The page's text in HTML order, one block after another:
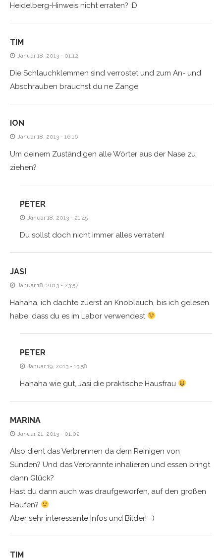
Heidelberg-Hinweis nicht erraten? ;D
TIM
Januar 18, 2013 - 01:12
Die Schlauchklemmen sind verrostet und zum An- und
Abschrauben brauchst du ne Zange
ION
Januar 18, 2013 - 16:16
Um deinem Zuständigen alle Wörter aus der Nase zu
ziehen?
PETER
Januar 18, 2013 - 21:45
Du sollst doch nicht immer alles verraten!
JASI
Januar 18, 2013 - 23:57
Hahaha, ich dachte zuerst an Knoblauch, bis ich gelesen
habe, dass du es im Labor verwendest
PETER
Januar 19, 2013 - 13:58
Hahaha wie gut, Jasi die praktische Hausfrau
MARINA
Januar 21, 2013 - 01:02
Also dient das Verbrennen da dem Reinigen von
Sünden? Und das Verbrannte inhalieren und essen bringt
dann Glück?
Hast du dann auch was draufgeworfen, auf den großen
Haufen?
Aber sehr interessante Infos und Bilder! =)
TIM